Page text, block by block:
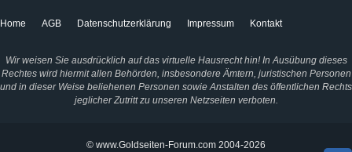
Home AGB Datenschutzerklärung Impressum Kontakt
Wir weisen Sie ausdrücklich auf das virtuelle Hausrecht hin! In Ausübung dieses
Rechtes wird hiermit allen Behörden, insbesondere Ämtern, juristischen Personen
und in dieser Weise beliehenen Personen sowie Anstalten des öffentlichen Rechts
jeglicher Zutritt zu unseren Netzseiten verboten.
© www.Goldseiten-Forum.com 2004-2026